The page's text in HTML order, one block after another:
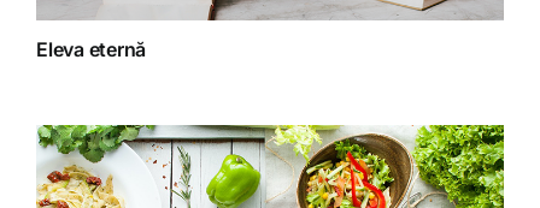
Fitoterapie
Homeopatie
Eleva eternă